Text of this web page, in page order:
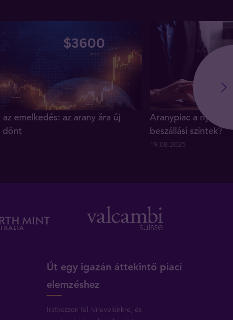
emelkedés: az arany ára új
dönt
Aranypiac a nyár
beszállási szintek?
19.08.2025
Út egy igazán áttekintő piaci
elemzéshez
Iratkozzon fel hírlevelünkre, és